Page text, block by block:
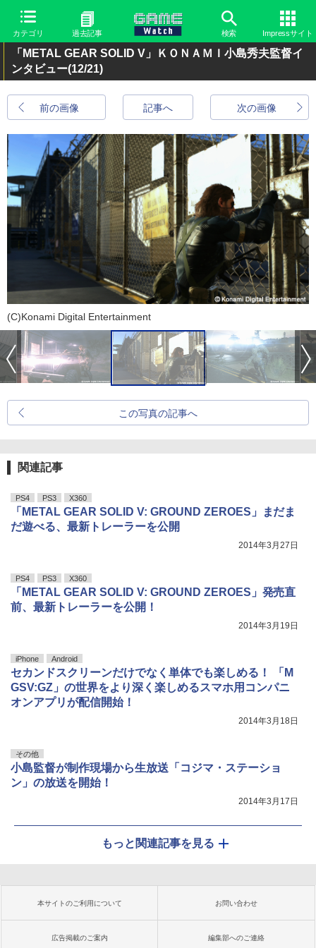
カテゴリ 過去記事 検索 Impressサイト
「METAL GEAR SOLID V」ＫＯＮＡＭＩ小島秀夫監督イ
ンタビュー(12/21)
前の画像 次の画像
記事へ
(C)Konami Digital Entertainment
この写真の記事へ
関連記事
PS4 PS3 X360
「METAL GEAR SOLID V: GROUND ZEROES」まだま
だ遊べる、最新トレーラーを公開
2014年3月27日
PS4 PS3 X360
「METAL GEAR SOLID V: GROUND ZEROES」発売直
前、最新トレーラーを公開！
2014年3月19日
iPhone Android
セカンドスクリーンだけでなく単体でも楽しめる！ 「M
GSV:GZ」の世界をより深く楽しめるスマホ用コンパニ
オンアプリが配信開始！
2014年3月18日
その他
小島監督が制作現場から生放送「コジマ・ステーショ
ン」の放送を開始！
2014年3月17日
もっと関連記事を見る
本サイトのご利用について お問い合わせ
広告掲載のご案内 編集部へのご連絡